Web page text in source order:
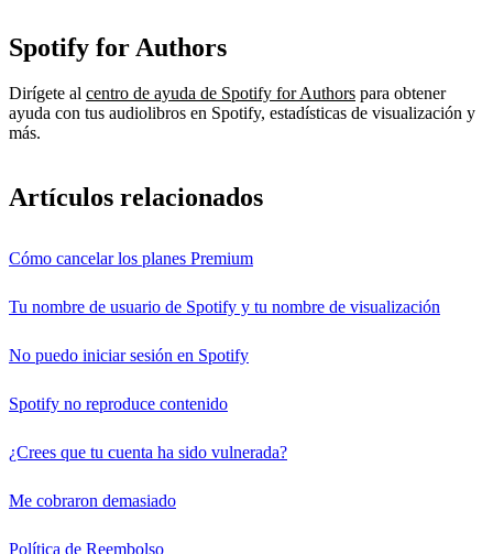
Spotify for Authors
Dirígete al centro de ayuda de Spotify for Authors para obtener
ayuda con tus audiolibros en Spotify, estadísticas de visualización y
más.
Artículos relacionados
Cómo cancelar los planes Premium
Tu nombre de usuario de Spotify y tu nombre de visualización
No puedo iniciar sesión en Spotify
Spotify no reproduce contenido
¿Crees que tu cuenta ha sido vulnerada?
Me cobraron demasiado
Política de Reembolso